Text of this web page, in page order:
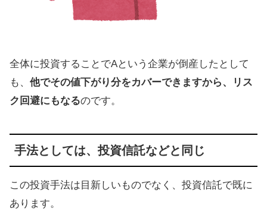
全体に投資することでAという企業が倒産したとして
も、 他でその値下がり分をカバーできますから、リス
ク回避にもなるのです。
手法としては、投資信託などと同じ
この投資手法は目新しいものでなく、投資信託で既に
あります。